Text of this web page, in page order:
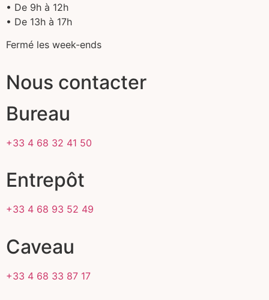
• De 9h à 12h
• De 13h à 17h
Fermé les week-ends
Nous contacter
Bureau
+33 4 68 32 41 50
Entrepôt
+33 4 68 93 52 49
Caveau
+33 4 68 33 87 17